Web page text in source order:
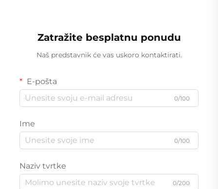
Zatražite besplatnu ponudu
Naš predstavnik će vas uskoro kontaktirati.
E-pošta
0/100
Ime
0/100
Naziv tvrtke
0/200